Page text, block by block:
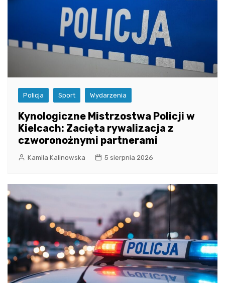
Policja Sport Wydarzenia
Kynologiczne Mistrzostwa Policji w
Kielcach: Zacięta rywalizacja z
czworonożnymi partnerami
Kamila Kalinowska 5 sierpnia 2026